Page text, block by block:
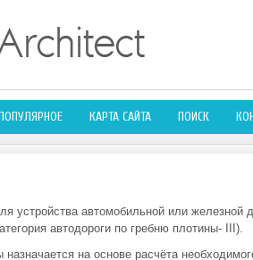
КАРТА САЙТА ПОИСК
устройства автомобильной или железной
автодороги по гребню плотины- III).
назначается на основе расчёта